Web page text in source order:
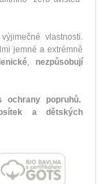
vlastnosti.
jemné a extrémně
, nezpůsobují
ochrany popruhů.
a dětských